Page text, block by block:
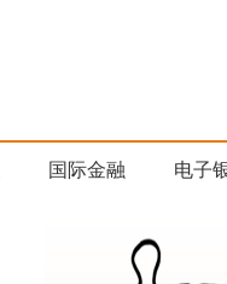
国际金融 电子